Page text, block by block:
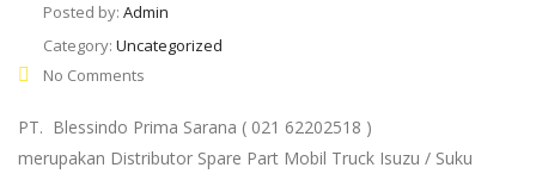
Posted by: Admin
Category: Uncategorized
No Comments
PT. Blessindo Prima Sarana ( 021 62202518 )
merupakan Distributor Spare Part Mobil Truck Isuzu / Suku